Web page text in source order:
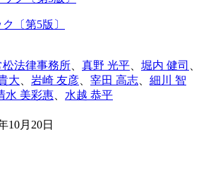
〔第5版〕
法律事務所
真野 光平 堀内 健司
大 岩崎 友彦 宰田 高志
細川 智
水 美彩惠
水越 恭平
10月20日